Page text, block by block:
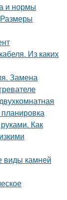
и нормы
Из каких
Замена
Как
виды камней